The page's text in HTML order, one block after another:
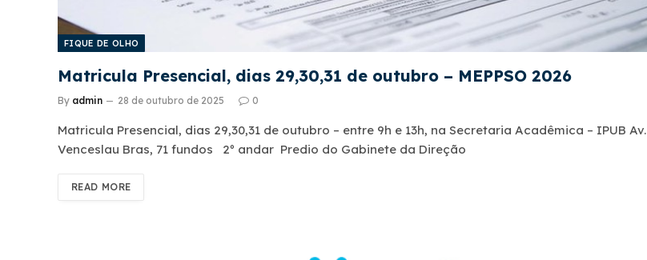
FIQUE DE OLHO
Matricula Presencial, dias 29,30,31 de outubro – MEPPSO 2026
By admin 28 de outubro de 2025 0
Matricula Presencial, dias 29,30,31 de outubro – entre 9h e 13h, na Secretaria Acadêmica – IPUB Av.
Venceslau Bras, 71 fundos 2º andar Predio do Gabinete da Direção
READ MORE